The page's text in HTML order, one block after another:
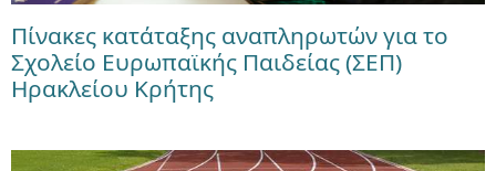
Πίνακες κατάταξης αναπληρωτών για το
Σχολείο Ευρωπαϊκής Παιδείας (ΣΕΠ)
Ηρακλείου Κρήτης